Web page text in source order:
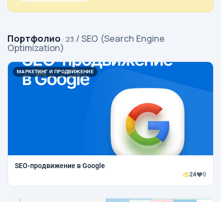
Портфолио · 23 / SEO (Search Engine
Optimization)
МАРКЕТИНГ И ПРОДВИЖЕНИЕ
SEO-продвижение в Google
24 0